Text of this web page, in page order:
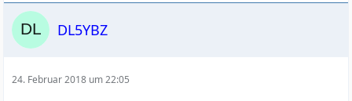
DL5YBZ
24. Februar 2018 um 22:05